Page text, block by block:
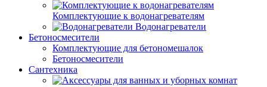
Комплектующие к водонагревателям
Водонагреватели
Бетоносмесители
Комплектующие для бетономешалок
Бетоносмесители
Сантехника